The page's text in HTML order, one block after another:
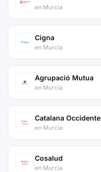
en Murcia
Cigna
en Murcia
Agrupació Mutua
en Murcia
Catalana Occidente
en Murcia
Cosalud
en Murcia